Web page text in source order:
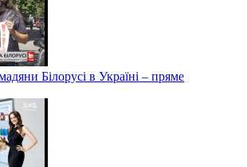
Білорусі в Україні – пряме